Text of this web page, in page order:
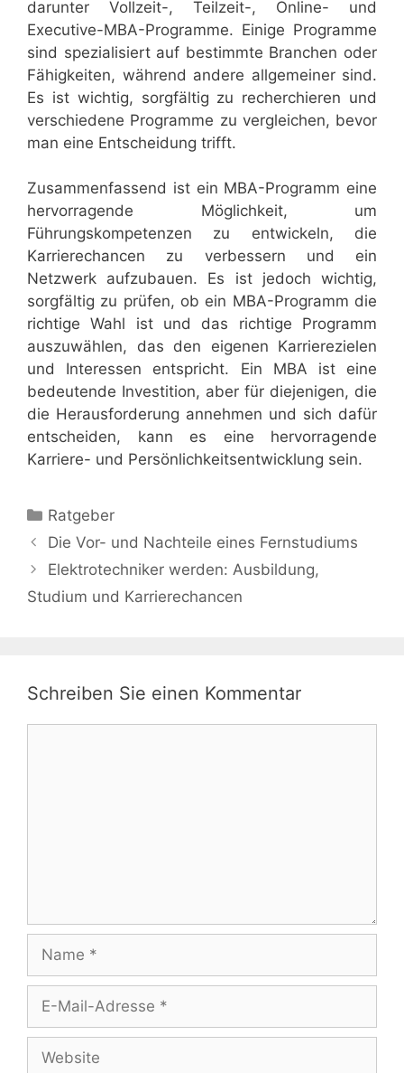
darunter Vollzeit-, Teilzeit-, Online- und
Executive-MBA-Programme. Einige Programme
sind spezialisiert auf bestimmte Branchen oder
Fähigkeiten, während andere allgemeiner sind.
Es ist wichtig, sorgfältig zu recherchieren und
verschiedene Programme zu vergleichen, bevor
man eine Entscheidung trifft.
Zusammenfassend ist ein MBA-Programm eine
hervorragende Möglichkeit, um
Führungskompetenzen zu entwickeln, die
Karrierechancen zu verbessern und ein
Netzwerk aufzubauen. Es ist jedoch wichtig,
sorgfältig zu prüfen, ob ein MBA-Programm die
richtige Wahl ist und das richtige Programm
auszuwählen, das den eigenen Karrierezielen
und Interessen entspricht. Ein MBA ist eine
bedeutende Investition, aber für diejenigen, die
die Herausforderung annehmen und sich dafür
entscheiden, kann es eine hervorragende
Karriere- und Persönlichkeitsentwicklung sein.
Kategorien
Ratgeber
Die Vor- und Nachteile eines Fernstudiums
Elektrotechniker werden: Ausbildung,
Studium und Karrierechancen
Schreiben Sie einen Kommentar
Name
Adresse
Website